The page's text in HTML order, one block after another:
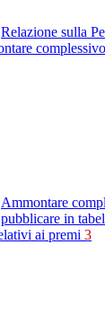
Relazione sulla
Ammontare
pubblicare in
ai premi 3